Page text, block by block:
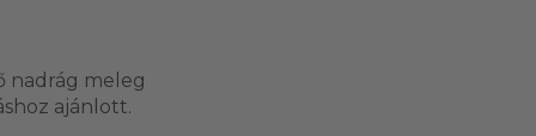
nadrág meleg
ajánlott.